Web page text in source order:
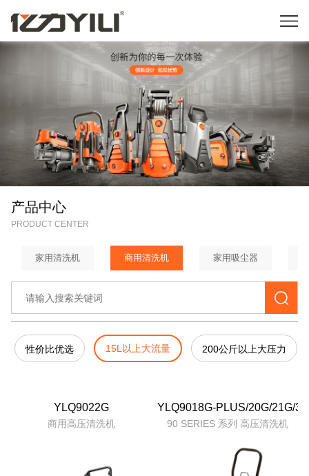
产品中心
PRODUCT CENTER
家用清洗机 商用清洗机 家用吸尘器
性价比优选 15L以上大流量 200公斤以上大压力
YLQ9022G
商用高压清洗机
YLQ9018G-PLUS/20G/21G/
90 SERIES 系列 高压清洗机